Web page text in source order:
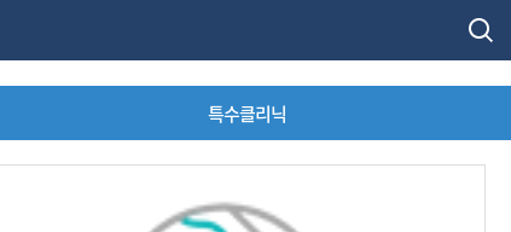
특수클리닉